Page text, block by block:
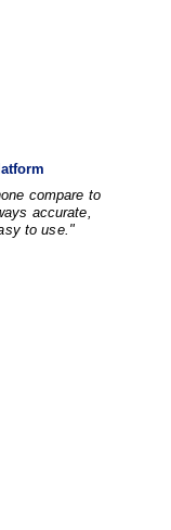
compare to
accurate,
to use."